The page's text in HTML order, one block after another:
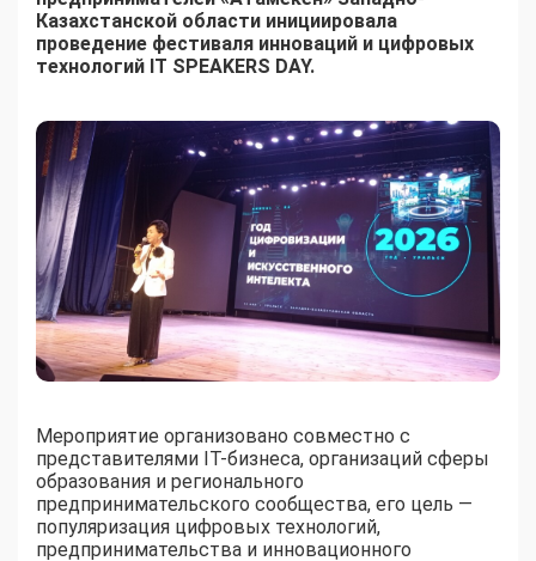
Казахстанской области инициировала
проведение фестиваля инноваций и цифровых
технологий IT SPEAKERS DAY.
Мероприятие организовано совместно с
представителями IT-бизнеса, организаций сферы
образования и регионального
предпринимательского сообщества, его цель —
популяризация цифровых технологий,
предпринимательства и инновационного